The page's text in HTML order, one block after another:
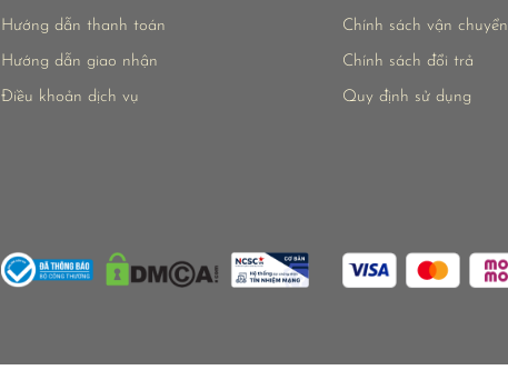
Hướng dẫn thanh toán
Hướng dẫn giao nhận
Điều khoản dịch vụ
Chính sách vận chuyển
Chính sách đổi trả
Quy định sử dụng